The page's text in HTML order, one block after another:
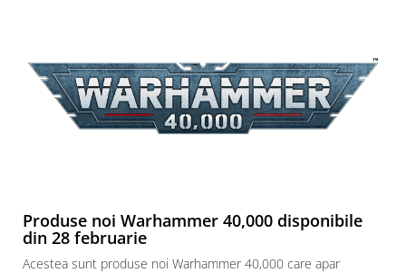
Puzzle 24 piese
Puzzle-uri metalice si logice
Puzzle 3 in 1
Warhammer
Warhammer 40K
Produse noi Warhammer 40,000 disponibile
din 28 februarie
Acestea sunt produse noi Warhammer 40,000 care apar